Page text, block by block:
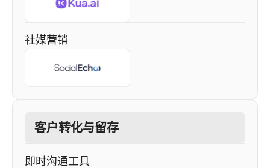
社媒营销
客户转化与留存
即时沟通工具